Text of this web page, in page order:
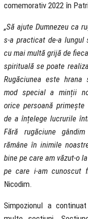
comemorativ 2022 în
„Să ajute Dumnezeu ca
s-a practicat de-a
cu mai multă grijă de
spirituală se poate
Rugăciunea este
mod special a minții
orice persoană
de a înțelege lucrurile
Fără rugăciune
rămâne în inimile
bine pe care am văzut-o
pe care i-am cunoscut
Nicodim.
Simpozionul a